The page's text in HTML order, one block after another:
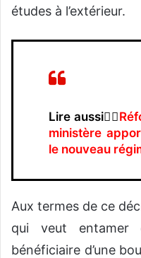
études à l’extérieur.
Lire aussi👉🏿
ministère
le nouveau
Aux termes de ce
qui veut entamer
bénéficiaire d’une